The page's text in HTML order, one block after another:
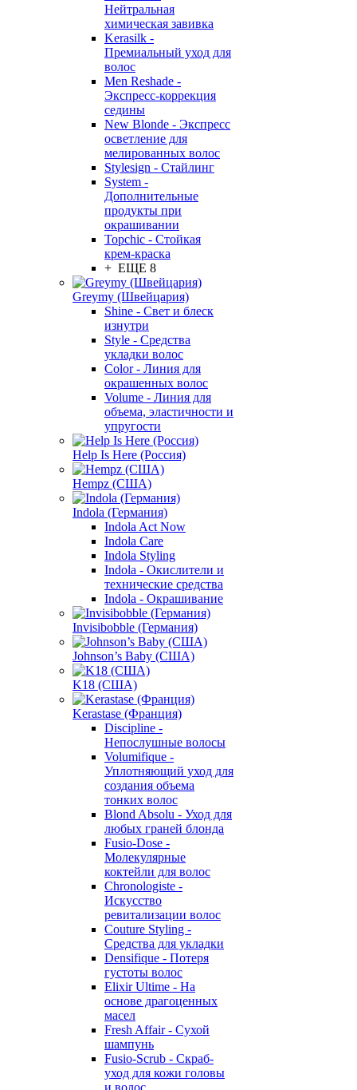
Нейтральная
химическая завивка
Kerasilk -
Премиальный уход для
волос
Men Reshade -
Экспресс-коррекция
седины
New Blonde - Экспресс
осветление для
мелированных волос
Stylesign - Стайлинг
System -
Дополнительные
продукты при
окрашивании
Topchic - Стойкая
крем-краска
+ ЕЩЕ 8
Greymy (Швейцария)
Shine - Свет и блеск
изнутри
Style - Средства
укладки волос
Color - Линия для
окрашенных волос
Volume - Линия для
объема, эластичности и
упругости
Help Is Here (Россия)
Hempz (США)
Indola (Германия)
Indola Act Now
Indola Care
Indola Styling
Indola - Окислители и
технические средства
Indola - Окрашивание
Invisibobble (Германия)
Johnson’s Baby (США)
K18 (США)
Kerastase (Франция)
Discipline -
Непослушные волосы
Volumifique -
Уплотняющий уход для
создания объема
тонких волос
Blond Absolu - Уход для
любых граней блонда
Fusio-Dose -
Молекулярные
коктейли для волос
Chronologiste -
Искусство
ревитализации волос
Couture Styling -
Средства для укладки
Densifique - Потеря
густоты волос
Elixir Ultime - На
основе драгоценных
масел
Fresh Affair - Сухой
шампунь
Fusio-Scrub - Скраб-
уход для кожи головы
и волос